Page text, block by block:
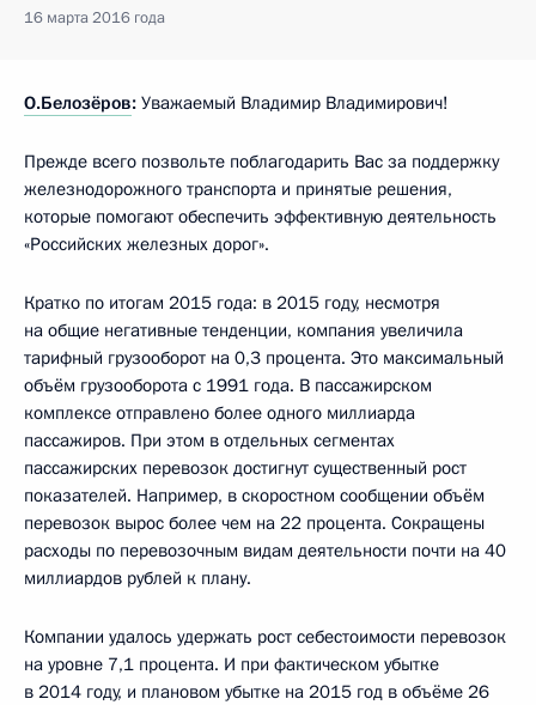
16 марта 2016 года
О.Белозёров: Уважаемый Владимир Владимирович!
Прежде всего позвольте поблагодарить Вас за поддержку
железнодорожного транспорта и принятые решения,
которые помогают обеспечить эффективную деятельность
«Российских железных дорог».
Кратко по итогам 2015 года: в 2015 году, несмотря
на общие негативные тенденции, компания увеличила
тарифный грузооборот на 0,3 процента. Это максимальный
объём грузооборота с 1991 года. В пассажирском
комплексе отправлено более одного миллиарда
пассажиров. При этом в отдельных сегментах
пассажирских перевозок достигнут существенный рост
показателей. Например, в скоростном сообщении объём
перевозок вырос более чем на 22 процента. Сокращены
расходы по перевозочным видам деятельности почти на 40
миллиардов рублей к плану.
Компании удалось удержать рост себестоимости перевозок
на уровне 7,1 процента. И при фактическом убытке
в 2014 году, и плановом убытке на 2015 год в объёме 26